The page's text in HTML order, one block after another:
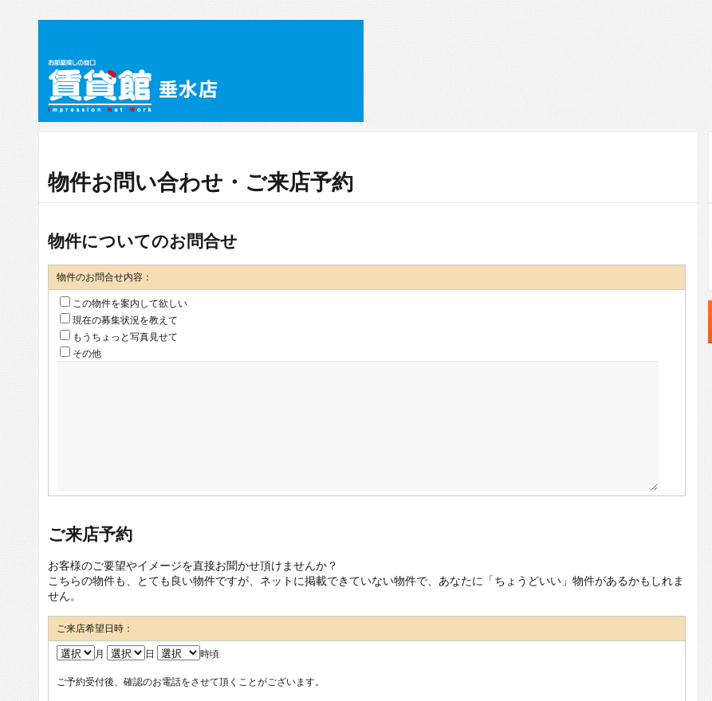
物件お問い合わせ・ご来店予約
物件についてのお問合せ
物件のお問合せ内容：
この物件を案内して欲しい
現在の募集状況を教えて
もうちょっと写真見せて
その他
ご来店予約
お客様のご要望やイメージを直接お聞かせ頂けませんか？
こちらの物件も、とても良い物件ですが、ネットに掲載できていない物件で、あなたに「ちょうどいい」物件があるかもしれま
せん。
ご来店希望日時：
月
日 時頃
ご予約受付後、確認のお電話をさせて頂くことがございます。